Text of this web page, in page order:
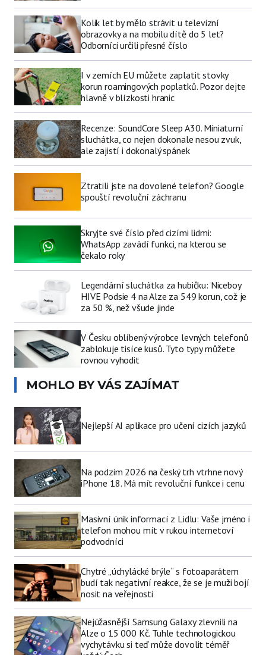
Kolik let by mělo strávit u televizní
obrazovky a na mobilu dítě do 5 let?
Odborníci určili přesné číslo
I v zemích EU můžete zaplatit stovky
korun roamingových poplatků. Pozor dejte
hlavně v blízkosti hranic
Recenze: SoundCore Sleep A30. Miniaturní
sluchátka, co nejen dokonale nesou zvuk,
ale zajistí i dokonalý spánek
Ztratili jste na dovolené telefon? Google
spouští revoluční záchranu
Skryjte své číslo před cizími lidmi:
WhatsApp zavádí funkci, na kterou se
čekalo roky
Legendární sluchátka za hubičku: Niceboy
HIVE Podsie 4 na Alze za 549 korun, což je
za 50 %, než všude jinde
V Česku oblíbený výrobce levných telefonů
zablokuje tisíce kusů. Tyto typy můžete
rovnou vyhodit
MOHLO BY VÁS ZAJÍMAT
Nejlepší AI aplikace pro učení cizích jazyků
Na podzim 2026 na český trh vtrhne nový
iPhone 18. Má mít revoluční funkce i cenu
Masivní únik informací z Lidlu: Vaše jméno i
telefon mohou mít v rukou internetoví
podvodníci
Chytré „úchylácké brýle“ s fotoaparátem
budí tak negativní reakce, že se je muži bojí
nosit na veřejnosti
Nejúžasnější Samsung Galaxy zlevnili na
Alze o 15 000 Kč. Tuhle technologickou
vychytávku si teď může dovolit téměř